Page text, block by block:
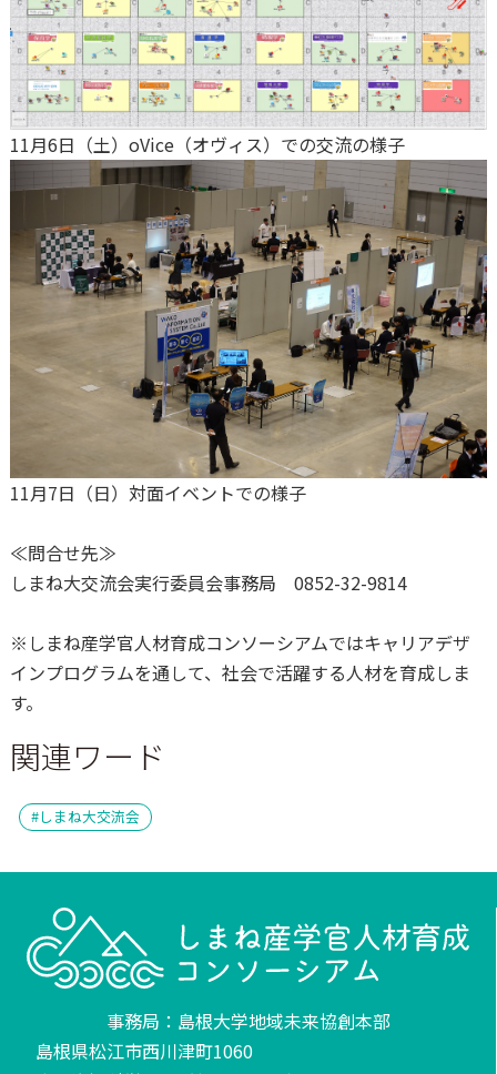
11月6日（土）oVice（オヴィス）での交流の様子
11月7日（日）対面イベントでの様子
≪問合せ先≫
しまね大交流会実行委員会事務局 0852-32-9814
※ しまね産学官人材育成コンソーシアムではキャリアデザ
インプログラムを通して、社会で活躍する人材を育成しま
す。
関連ワード
しまね大交流会
事務局：島根大学地域未来協創本部
島根県松江市西川津町1060